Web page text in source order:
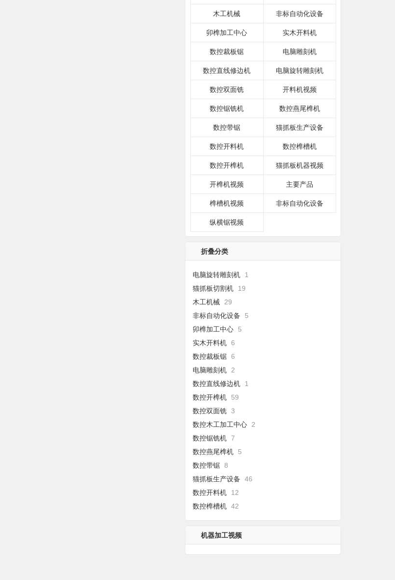
木工机械 非标自动化设备
卯榫加工中心 实木开料机
数控裁板锯 电脑雕刻机
数控直线修边机 电脑旋转雕刻机
数控双面铣 开料机视频
数控锯铣机 数控燕尾榫机
数控带锯 猫抓板生产设备
数控开料机 数控榫槽机
数控开榫机 猫抓板机器视频
开榫机视频 主要产品
榫槽机视频 非标自动化设备
纵横锯视频
折叠分类
电脑旋转雕刻机
1
猫抓板切割机
19
木工机械
29
非标自动化设备
5
卯榫加工中心
5
实木开料机 6
数控裁板锯 6
电脑雕刻机
2
数控直线修边机
1
数控开榫机
59
数控双面铣 3
数控木工加工中心
2
数控锯铣机 7
数控燕尾榫机
5
数控带锯 8
猫抓板生产设备
46
数控开料机
12
数控榫槽机 42
机器加工视频